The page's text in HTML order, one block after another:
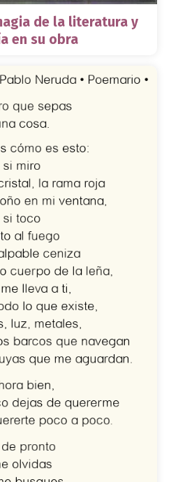
de la literatura y
en su obra